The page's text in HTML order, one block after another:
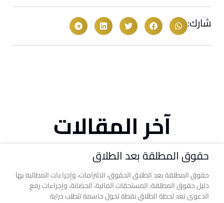
شارك:
آخر المقالات
حقوق المطلقة بعد الطلاق
حقوق المطلقة بعد الطلاق الحقوق، الالتزامات، وإجراءات المطالبة بها
دليل حقوق المطلقة: المستحقات المالية، الحضانة، وإجراءات رفع
الدعوى تعد لحظة الطلاق نقطة تحول حاسمة تتطلب دراية